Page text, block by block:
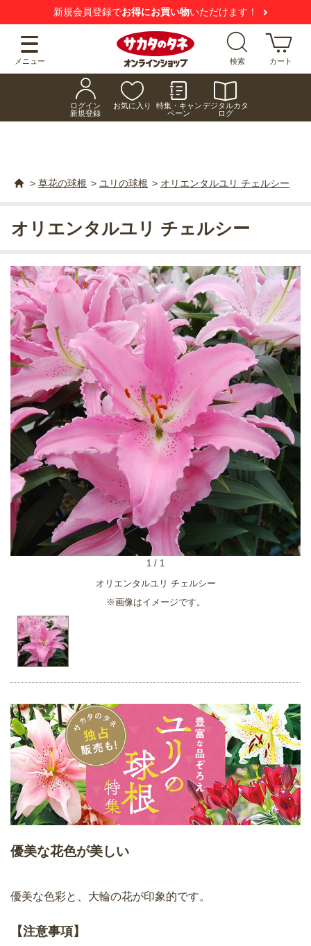
新規会員登録でお得にお買い物いただけます！
メニュー 検索 カート
ログイン
新規登録
お気に入り
特集・キャン
ペーン
デジタルカタ
ログ
> 草花の球根 > ユリの球根 > オリエンタルユリ チェルシー
オリエンタルユリ チェルシー
※画像はイメージです。
1 / 1
オリエンタルユリ チェルシー
優美な花色が美しい
優美な色彩と、大輪の花が印象的です。
【注意事項】